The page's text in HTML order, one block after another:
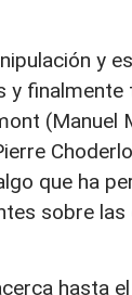
y
(Manuel
que ha
sobre las
hasta